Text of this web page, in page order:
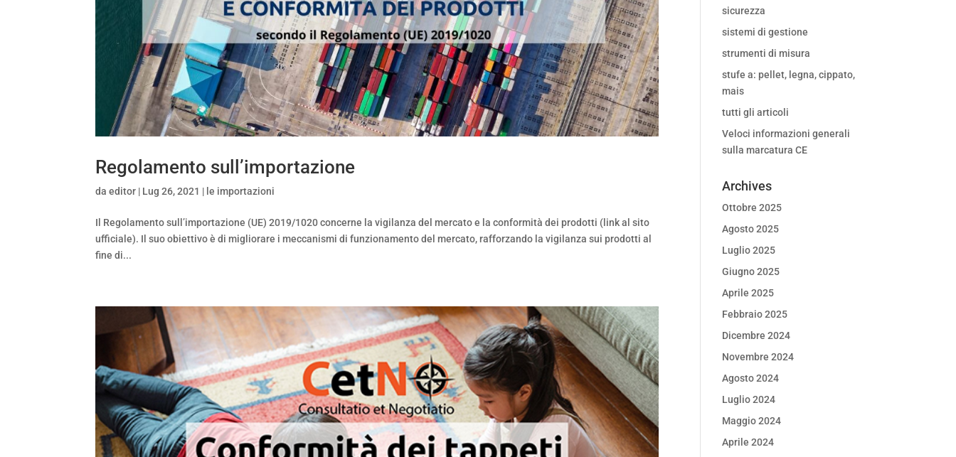
Regolamento sull’importazione
daeditor | Lug 26, 2021 | le importazioni
Il Regolamento sull’importazione (UE) 2019/1020 concerne la vigilanza del mercato e la conformità dei prodotti (link al sito
ufficiale). Il suo obiettivo è di migliorare i meccanismi di funzionamento del mercato, rafforzando la vigilanza sui prodotti al
fine di...
sicurezza
sistemi di gestione
strumenti di misura
stufe a: pellet, legna, cippato,
mais
tutti gli articoli
Veloci informazioni generali
sulla marcatura CE
Archives
Ottobre 2025
Agosto 2025
Luglio 2025
Giugno 2025
Aprile 2025
Febbraio 2025
Dicembre 2024
Novembre 2024
Agosto 2024
Luglio 2024
Maggio 2024
Aprile 2024